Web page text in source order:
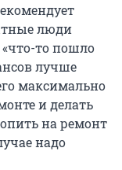
люди
«что-то пошло
лучше
максимально
и делать
на ремонт
надо